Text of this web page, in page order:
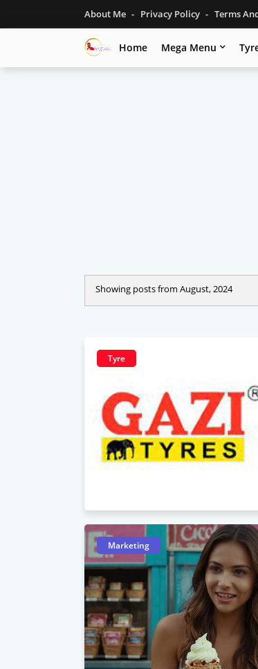
About Me Privacy Policy Terms
Home Mega Menu
Showing posts from August, 2024
Tyre
Marketing